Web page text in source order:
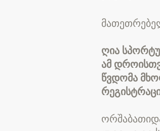
ღია
ამ
წვდომა